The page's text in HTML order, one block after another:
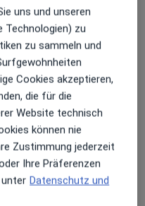
kennen zu lernen.
aus durch
langjährige
Patientenbetreuung.
mich
als ehrenamtlich
unsere kleinen
es uns gehörlose
INFORMA /Neuwied
betreuen und zu
steht
uns und unseren
Technologien) zu
zu sammeln und
Cookies akzeptieren,
die für die
Website technisch
können nie
Zustimmung jederzeit
Ihre Präferenzen
unter Datenschutz und